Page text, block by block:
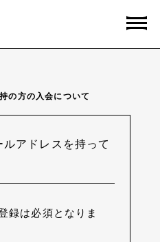
の方の入会について
アドレスを持って
録は必須となりま